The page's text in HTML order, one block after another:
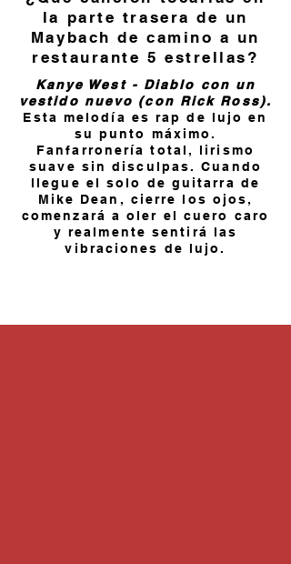
la parte trasera de un
Maybach de camino a un
restaurante 5 estrellas?
Kanye West - Diablo con un
vestido nuevo (con Rick Ross).
Esta melodía es rap de lujo en
su punto máximo.
Fanfarronería total, lirismo
suave sin disculpas. Cuando
llegue el solo de guitarra de
Mike Dean, cierre los ojos,
comenzará a oler el cuero caro
y realmente sentirá las
vibraciones de lujo.